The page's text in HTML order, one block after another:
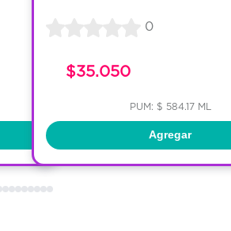
0
$35.050
PUM: $ 584.17 ML
Agregar